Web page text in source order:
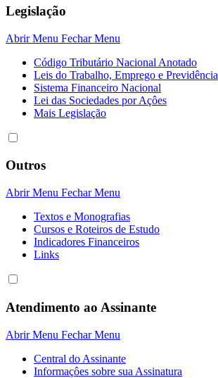
Legislação
Abrir Menu Fechar Menu
Código Tributário Nacional Anotado
Leis do Trabalho, Emprego e Previdência
Sistema Financeiro Nacional
Lei das Sociedades por Açôes
Mais Legislação
Outros
Abrir Menu Fechar Menu
Textos e Monografias
Cursos e Roteiros de Estudo
Indicadores Financeiros
Links
Atendimento ao Assinante
Abrir Menu Fechar Menu
Central do Assinante
Informaçôes sobre sua Assinatura